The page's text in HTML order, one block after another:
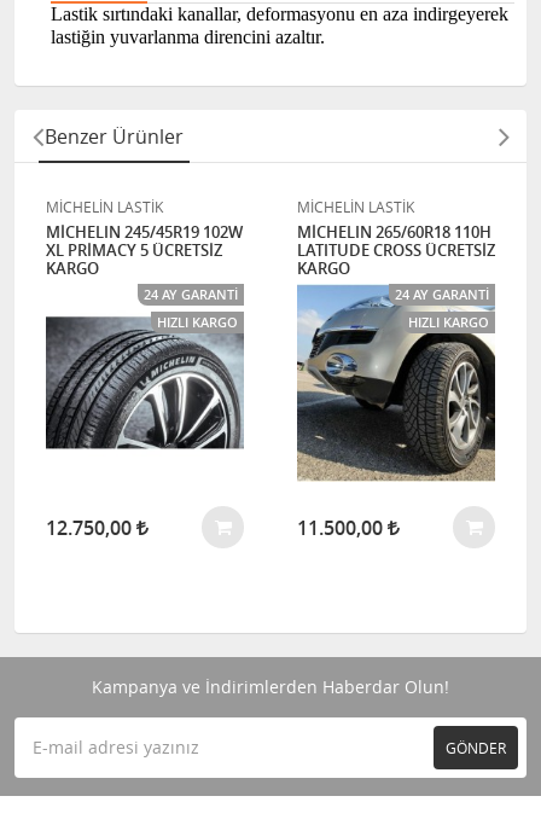
Lastik sırtındaki kanallar, deformasyonu en aza indirgeyerek
lastiğin yuvarlanma direncini azaltır.
Benzer Ürünler
MİCHELİN LASTİK
MİCHELIN 245/45R19 102W
XL PRİMACY 5 ÜCRETSİZ
KARGO
24 AY GARANTI
HIZLI KARGO
12.750,00
MİCHELİN LASTİK
MİCHELIN 265/60R18 110H
LATITUDE CROSS ÜCRETSİZ
KARGO
24 AY GARANTI
HIZLI KARGO
11.500,00
Kampanya ve İndirimlerden Haberdar Olun!
GÖNDER